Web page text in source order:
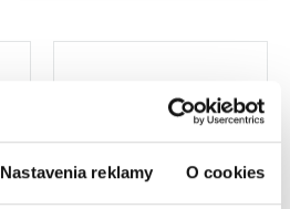
Nastavenia reklamy O cookies